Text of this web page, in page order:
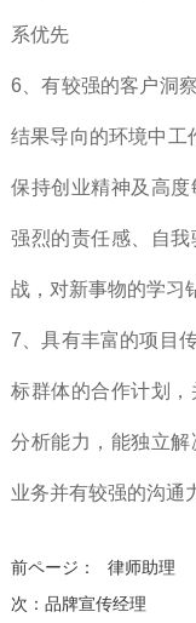
系优先
6、有较强的客户洞
结果导向的环境中工
保持创业精神及高度
强烈的责任感、自
战，对新事物的学习
7、具有丰富的项目
标群体的合作计划
分析能力，能独立
业务并有较强的沟通
前ページ：
律师助理
次： 品牌宣传经理